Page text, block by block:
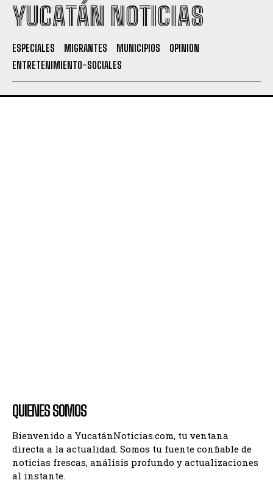
YUCATÁN NOTICIAS
ESPECIALES MIGRANTES MUNICIPIOS
OPINION
ENTRETENIMIENTO-SOCIALES
QUIENES SOMOS
Bienvenido a YucatánNoticias.com, tu ventana
directa a la actualidad. Somos tu fuente confiable de
noticias frescas, análisis profundo y actualizaciones
al instante.